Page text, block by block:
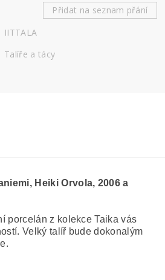
Přidat na seznam přání
IITTALA
Talíře a tácy
Heiki Orvola, 2006 a
porcelán z kolekce Taika vás
Velký talíř bude dokonalým